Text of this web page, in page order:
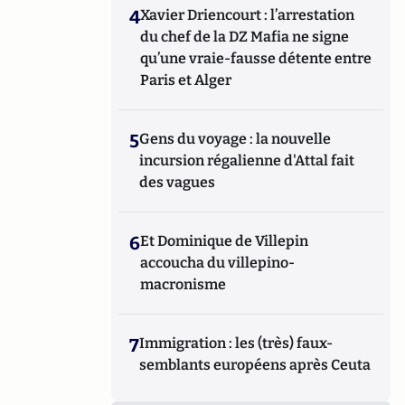
4Xavier Driencourt : l’arrestation
du chef de la DZ Mafia ne signe
qu’une vraie-fausse détente entre
Paris et Alger
5Gens du voyage : la nouvelle
incursion régalienne d'Attal fait
des vagues
6Et Dominique de Villepin
accoucha du villepino-
macronisme
7Immigration : les (très) faux-
semblants européens après Ceuta